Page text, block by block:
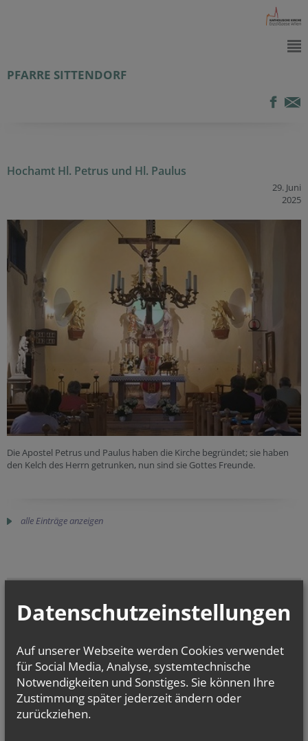
PFARRE SITTENDORF
Hochamt Hl. Petrus und Hl. Paulus
29. Juni
2025
Die Apostel Petrus und Paulus haben die Kirche begründet; sie haben
den Kelch des Herrn getrunken, nun sind sie Gottes Freunde.
alle Einträge anzeigen
Hl. Dominikus, Hl. Cyriakus, , Vierzehn heilige Nothelfer, Hl.
Hildiger, Hl....
Evangelium
Mt 17, 14b–20
Datenschutzeinstellungen
Auf unserer Webseite werden Cookies verwendet
für Social Media, Analyse, systemtechnische
Notwendigkeiten und Sonstiges. Sie können Ihre
Zustimmung später jederzeit ändern oder
zurückziehen.